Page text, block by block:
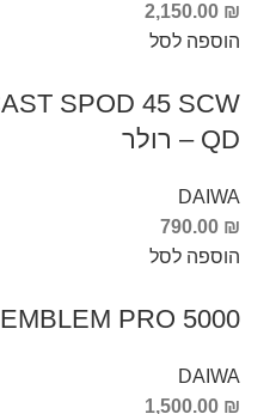
2,150.00 ₪
הוספה לסל
SPOD 45 SCW
QD – רולר
DAIWA
790.00 ₪
הוספה לסל
PRO 5000
DAIWA
1,500.00 ₪